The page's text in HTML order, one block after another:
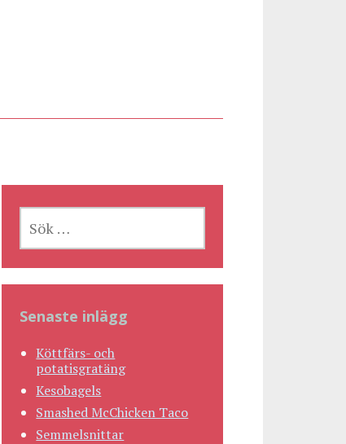
EFTER:
Senaste inlägg
Köttfärs- och
potatisgratäng
Kesobagels
Smashed McChicken Taco
Semmelsnittar